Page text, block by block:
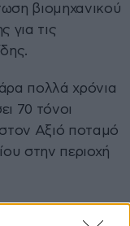
βιομηχανικού
για τις
πολλά χρόνια
70 τόνοι
Αξιό ποταμό
στην περιοχή